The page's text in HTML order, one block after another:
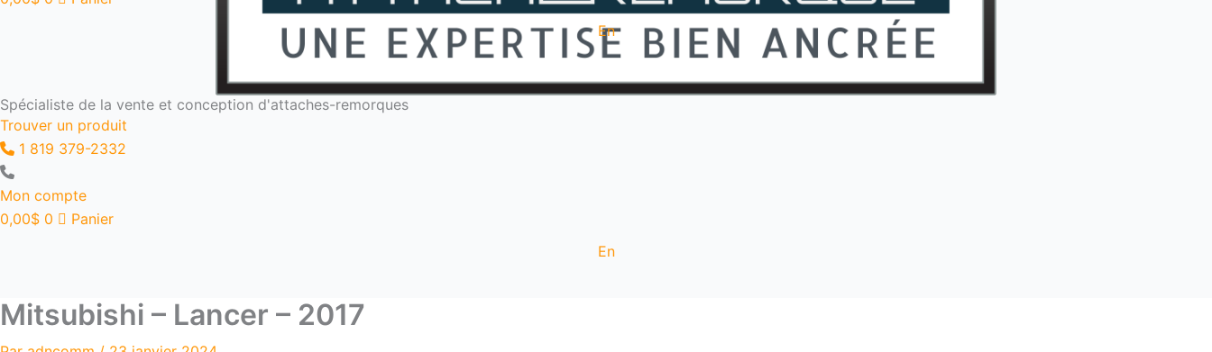
En
Spécialiste de la vente et conception d'attaches-remorques
Trouver un produit
1 819 379-2332
Mon compte
0,00$ 0
Panier
En
Mitsubishi – Lancer – 2017